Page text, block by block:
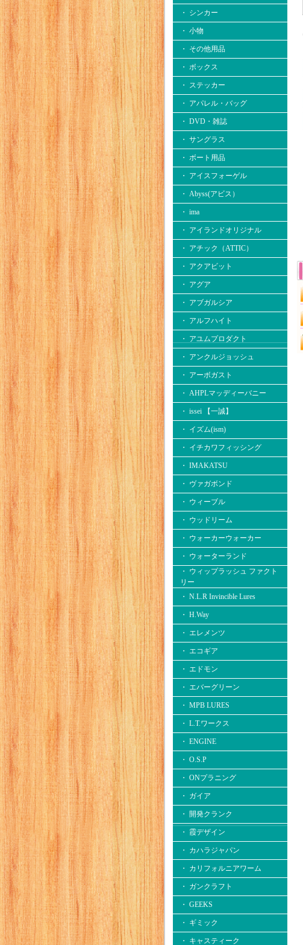
・ シンカー
・ 小物
・ その他用品
・ ボックス
・ ステッカー
・ アパレル・バッグ
・ DVD・雑誌
・ サングラス
・ ボート用品
・ アイスフォーゲル
・ Abyss(アビス）
・ ima
・ アイランドオリジナル
・ アチック（ATTIC）
・ アクアビット
・ アグア
・ アブガルシア
・ アルフハイト
・ アユムプロダクト
・ アンクルジョッシュ
・ アーボガスト
・ AHPLマッディーバニー
・ issei 【一誠】
・ イズム(ism)
・ イチカワフィッシング
・ IMAKATSU
・ ヴァガボンド
・ ウィーブル
・ ウッドリーム
・ ウォーカーウォーカー
・ ウォーターランド
・ ウィップラッシュ ファクト
リー
・ N.L.R Invincible Lures
・ H.Way
・ エレメンツ
・ エコギア
・ エドモン
・ エバーグリーン
・ MPB LURES
・ L.T.ワークス
・ ENGINE
・ O.S.P
・ ONプラニング
・ ガイア
・ 開発クランク
・ 霞デザイン
・ カハラジャパン
・ カリフォルニアワーム
・ ガンクラフト
・ GEEKS
・ ギミック
・ キャスティーク